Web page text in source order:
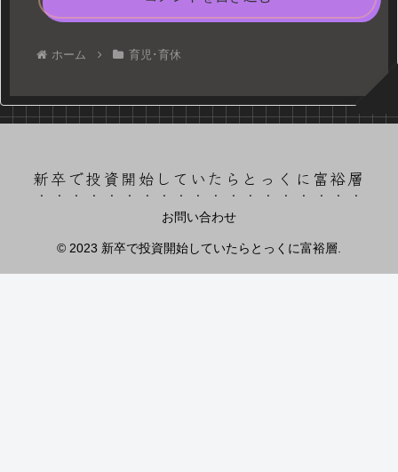
ホーム 育児･育休
新卒で投資開始していたらとっくに富裕層
お問い合わせ
© 2023 新卒で投資開始していたらとっくに富裕層.